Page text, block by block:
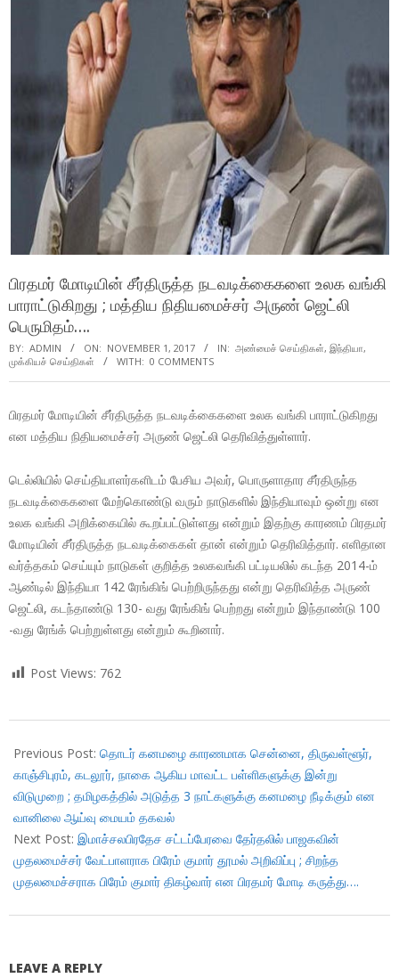
பிரதமர் மோடியின் சீர்திருத்த நடவடிக்கைகளை உலக வங்கி
பாராட்டுகிறது ; மத்திய நிதியமைச்சர் அருண் ஜெட்லி
பெருமிதம்….
BY: ADMIN ON: NOVEMBER 1, 2017 IN: அண்மைச் செய்திகள், இந்தியா,
முக்கியச் செய்திகள்
WITH: 0 COMMENTS
பிரதமர் மோடியின் சீர்திருத்த நடவடிக்கைகளை உலக வங்கி பாராட்டுகிறது
என மத்திய நிதியமைச்சர் அருண் ஜெட்லி தெரிவித்துள்ளார்.
டெல்லியில் செய்தியாளர்களிடம் பேசிய அவர், பொருளாதார சீர்திருந்த
நடவடிக்கைகளை மேற்கொண்டு வரும் நாடுகளில் இந்தியாவும் ஒன்று என
உலக வங்கி அறிக்கையில் கூறப்பட்டுள்ளது என்றும் இதற்கு காரணம் பிரதமர்
மோடியின் சீர்திருத்த நடவடிக்கைகள் தான் என்றும் தெரிவித்தார். எளிதான
வர்த்தகம் செய்யும் நாடுகள் குறித்த உலகவங்கி பட்டியலில் கடந்த 2014-ம்
ஆண்டில் இந்தியா 142 ரேங்கிங் பெற்றிருந்தது என்று தெரிவித்த அருண்
ஜெட்லி, கடந்தாண்டு 130- வது ரேங்கிங் பெற்றது என்றும் இந்தாண்டு 100
-வது ரேங்க் பெற்றுள்ளது என்றும் கூறினார்.
Post Views: 762
11-
01
Previous Post: தொடர் கனமழை காரணமாக சென்னை, திருவள்ளூர்,
காஞ்சிபுரம், கடலூர், நாகை ஆகிய மாவட்ட பள்ளிகளுக்கு இன்று
விடுமுறை ; தமிழகத்தில் அடுத்த 3 நாட்களுக்கு கனமழை நீடிக்கும் என
வானிலை ஆய்வு மையம் தகவல்
Next Post: இமாச்சலபிரதேச சட்டப்பேரவை தேர்தலில் பாஜகவின்
முதலமைச்சர் வேட்பாளராக பிரேம் குமார் தூமல் அறிவிப்பு ; சிறந்த
முதலமைச்சராக பிரேம் குமார் திகழ்வார் என பிரதமர் மோடி கருத்து….
LEAVE A REPLY